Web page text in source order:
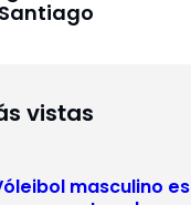
vistas
masculino es